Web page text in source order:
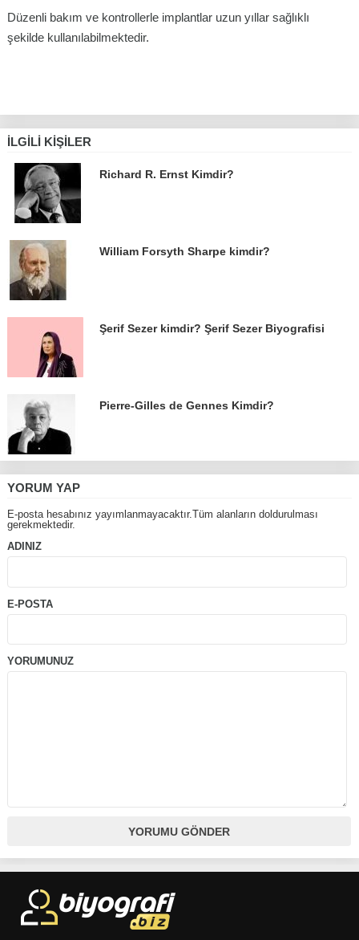
Düzenli bakım ve kontrollerle implantlar uzun yıllar sağlıklı
şekilde kullanılabilmektedir.
İLGILI KIŞILER
Richard R. Ernst Kimdir?
William Forsyth Sharpe kimdir?
Şerif Sezer kimdir? Şerif Sezer Biyografisi
Pierre-Gilles de Gennes Kimdir?
YORUM YAP
E-posta hesabınız yayımlanmayacaktır.Tüm alanların doldurulması
gerekmektedir.
ADINIZ
E-POSTA
YORUMUNUZ